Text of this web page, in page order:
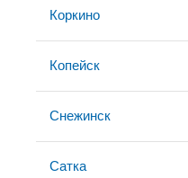
Коркино
Копейск
Снежинск
Сатка